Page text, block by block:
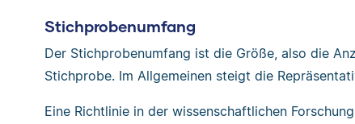
Stichprobenumfang
Der Stichprobenumfang ist die Größe, also die
Stichprobe. Im Allgemeinen steigt die
Eine Richtlinie in der wissenschaftlichen